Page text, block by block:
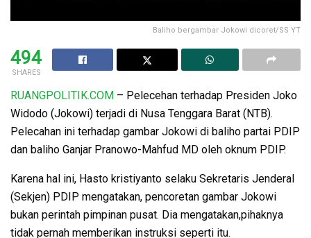
Baliho bergambar Jokowi dicoret/SS YT
494
SHARES
RUANGPOLITIK.COM – Pelecehan terhadap Presiden Joko
Widodo (Jokowi) terjadi di Nusa Tenggara Barat (NTB).
Pelecahan ini terhadap gambar Jokowi di baliho partai PDIP
dan baliho Ganjar Pranowo-Mahfud MD oleh oknum PDIP.
Karena hal ini, Hasto kristiyanto selaku Sekretaris Jenderal
(Sekjen) PDIP mengatakan, pencoretan gambar Jokowi
bukan perintah pimpinan pusat. Dia mengatakan,pihaknya
tidak pernah memberikan instruksi seperti itu.